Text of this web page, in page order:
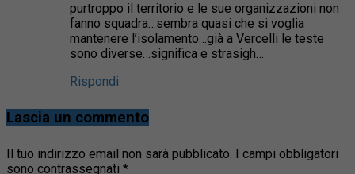
purtroppo il territorio e le sue organizzazioni non
fanno squadra…sembra quasi che si voglia
mantenere l’isolamento…già a Vercelli le teste
sono diverse…significa e strasigh…
Rispondi
Lascia un commento
Il tuo indirizzo email non sarà pubblicato. I campi obbligatori
sono contrassegnati *